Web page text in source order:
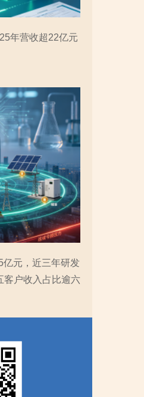
年营收超22亿元
亿元，近三年研发
客户收入占比逾六